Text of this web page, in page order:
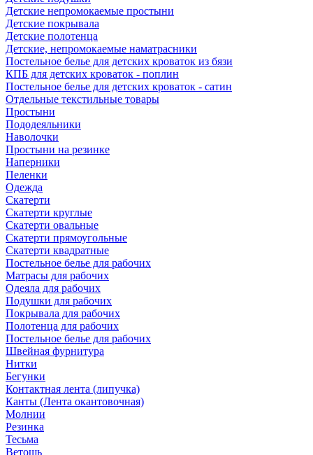
Детские непромокаемые простыни
Детские покрывала
Детские полотенца
Детские, непромокаемые наматрасники
Постельное белье для детских кроваток из бязи
КПБ для детских кроваток - поплин
Постельное белье для детских кроваток - сатин
Отдельные текстильные товары
Простыни
Пододеяльники
Наволочки
Простыни на резинке
Наперники
Пеленки
Одежда
Скатерти
Скатерти круглые
Скатерти овальные
Скатерти прямоугольные
Скатерти квадратные
Постельное белье для рабочих
Матрасы для рабочих
Одеяла для рабочих
Подушки для рабочих
Покрывала для рабочих
Полотенца для рабочих
Постельное белье для рабочих
Швейная фурнитура
Нитки
Бегунки
Контактная лента (липучка)
Канты (Лента окантовочная)
Молнии
Резинка
Тесьма
Ветошь